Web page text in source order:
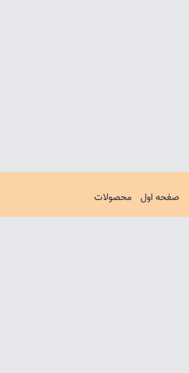
صفحه اول محصولات